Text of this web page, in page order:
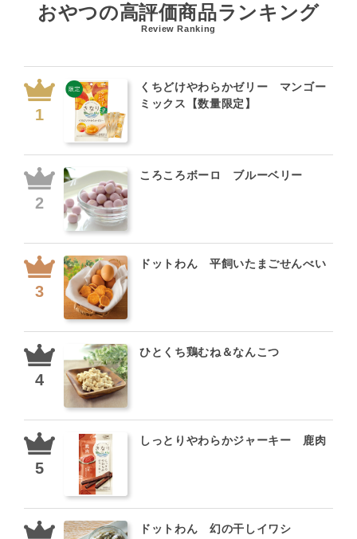
おやつの高評価商品ランキング
Review Ranking
くちどけやわらかゼリー マンゴー
ミックス【数量限定】
ころころボーロ ブルーベリー
ドットわん 平飼いたまごせんべい
ひとくち鶏むね＆なんこつ
しっとりやわらかジャーキー 鹿肉
ドットわん 幻の干しイワシ